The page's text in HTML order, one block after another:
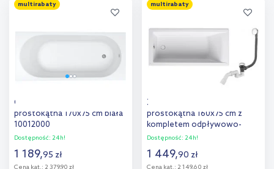
Dodaj do
porównania
Dodaj do
porównania
multirabaty
Oltens Lykke wanna
prostokątna 170x75 cm biała
10012000
Dostępność: 24h!
1 189,95 zł
Cena kat.: 2 379,90 zł
multirabaty
Zestaw Roca Savai wanna
prostokątna 160x75 cm z
kompletem odpływowo-
przelewowym Oltens Fusa
Dostępność: 24h!
1 449,90 zł
Cena kat.: 2 149,60 zł